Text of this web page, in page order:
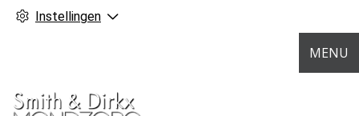
Instellingen
MENU